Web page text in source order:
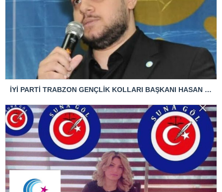
İYİ PARTİ TRABZON GENÇLİK KOLLARI BAŞKANI HASAN KAĞAN ÇAKIROĞLU’NDAN TBMM BAŞKANI’NA ÇOK SERT TEPKİ: “ANAYASAL SUÇ İŞLENMİŞTİR!”